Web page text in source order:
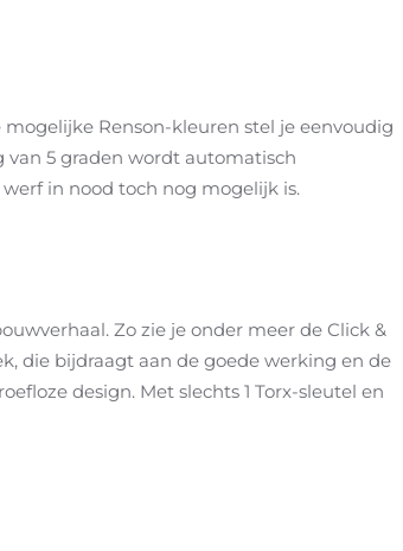
Renson-kleuren stel je eenvoudig
van 5 graden wordt automatisch
in nood toch nog mogelijk is.
Zo zie je onder meer de Click &
die bijdraagt aan de goede werking en de
design. Met slechts 1 Torx-sleutel en